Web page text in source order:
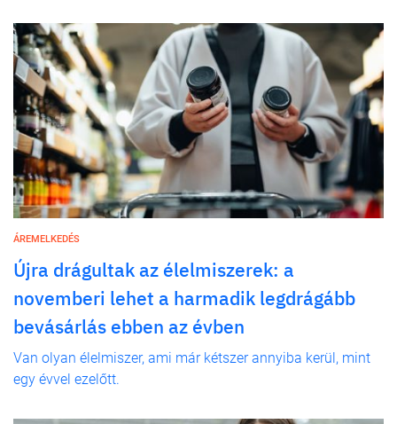
ÁREMELKEDÉS
Újra drágultak az élelmiszerek: a
novemberi lehet a harmadik legdrágább
bevásárlás ebben az évben
Van olyan élelmiszer, ami már kétszer annyiba kerül, mint
egy évvel ezelőtt.